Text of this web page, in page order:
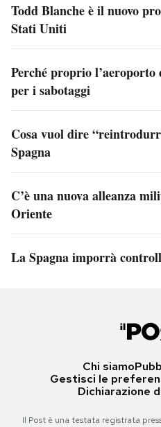
Todd Blanche è il nuovo
Stati Uniti
Perché proprio
per i sabotaggi
Cosa vuol dire
Spagna
C’è una nuova alleanza
Oriente
La Spagna imporrà
Chi siamo
Gestisci le
Dichiarazione
Il Post è una testata registrata